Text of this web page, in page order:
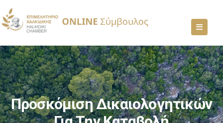
Προσκόμιση Δικαιολογητικών